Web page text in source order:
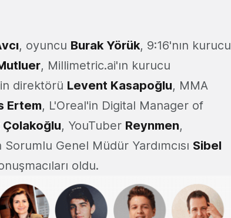
, oyuncu Burak Yörük, 9:16'nın kurucu
, Millimetric.ai'ın kurucu
direktörü Levent Kasapoğlu, MMA
Ertem, L'Oreal'in Digital Manager of
, YouTuber Reynmen,
Genel Müdür Yardımcısı Sibel
oldu.